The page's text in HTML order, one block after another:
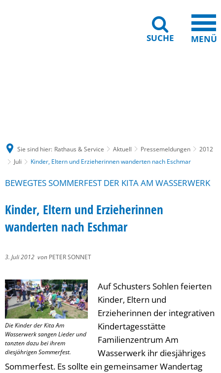
SUCHE MENÜ
Sie sind hier: Rathaus & Service Aktuell Pressemeldungen
2012
Juli
Kinder, Eltern und Erzieherinnen wanderten nach Eschmar
BEWEGTES SOMMERFEST DER KITA AM WASSERWERK
Kinder, Eltern und Erzieherinnen
wanderten nach Eschmar
3. Juli 2012 von PETER SONNET
Die Kinder der Kita Am
Wasserwerk sangen Lieder und
tanzten dazu bei ihrem
diesjährigen Sommerfest.
Auf Schusters Sohlen feierten
Kinder, Eltern und
Erzieherinnen der integrativen
Kindertagesstätte
Familienzentrum Am
Wasserwerk ihr diesjähriges
Sommerfest. Es sollte ein gemeinsamer Wandertag